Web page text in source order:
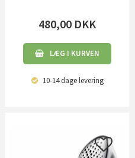
480,00 DKK
LÆG I KURVEN
10-14 dagelevering